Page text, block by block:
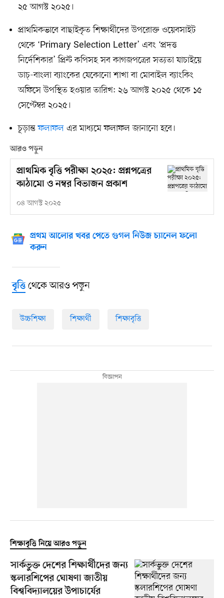
২৫ আগস্ট ২০২৫।
প্রাথমিকভাবে বাছাইকৃত শিক্ষার্থীদের উপরোক্ত ওয়েবসাইট
থেকে ‘Primary Selection Letter’ এবং ‘প্রদত্ত
নির্দেশিকার’ প্রিন্ট কপিসহ সব কাগজপত্রের সত্যতা যাচাইয়ে
ডাচ্‌-বাংলা ব্যাংকের যেকোনো শাখা বা মোবাইল ব্যাংকিং
অফিসে উপস্থিত হওয়ার তারিখ: ২৬ আগস্ট ২০২৫ থেকে ১৫
সেপ্টেম্বর ২০২৫।
চূড়ান্তফলাফলএর মাধ্যমে ফলাফল জানানো হবে।
আরও পড়ুন
প্রাথমিক বৃত্তি পরীক্ষা ২০২৫: প্রশ্নপত্রের
কাঠামো ও নম্বর বিভাজন প্রকাশ
০৪ আগস্ট ২০২৫
প্রথম আলোর খবর পেতে গুগল নিউজ চ্যানেল ফলো
করুন
বৃত্তিথেকে আরও পড়ুন
উচ্চশিক্ষা শিক্ষার্থী শিক্ষাবৃত্তি
শিক্ষাবৃত্তি নিয়ে আরও পড়ুন
সার্কভুক্ত দেশের শিক্ষার্থীদের জন্য
স্কলারশিপের ঘোষণা জাতীয়
বিশ্ববিদ্যালয়ের উপাচার্যের